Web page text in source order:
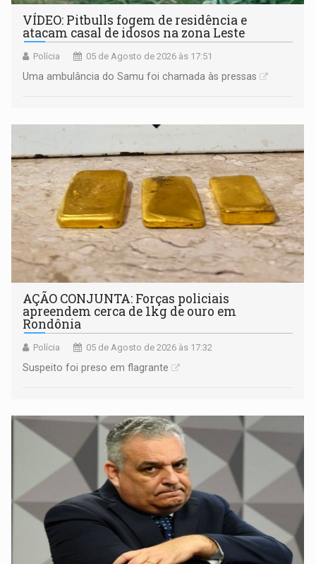
VÍDEO: Pitbulls fogem de residência e
atacam casal de idosos na zona Leste
Polícia 05 de Agosto de 2026 às 17:51
Uma ambulância do Samu foi chamada às pressas
AÇÃO CONJUNTA: Forças policiais
apreendem cerca de 1kg de ouro em
Rondônia
Polícia 05 de Agosto de 2026 às 17:32
Suspeito foi preso em flagrante